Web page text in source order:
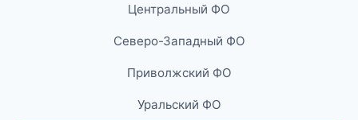
Центральный ФО
Северо-Западный ФО
Приволжский ФО
Уральский ФО